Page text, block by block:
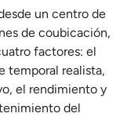
un centro de
de coubicación,
factores: el
temporal realista,
el rendimiento y
del